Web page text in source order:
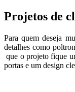
Projetos de
Para quem deseja
detalhes como
que o projeto fique
portas e um design